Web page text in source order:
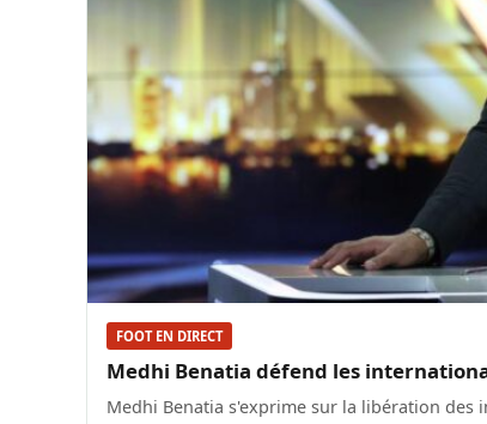
FOOT EN DIRECT
Medhi Benatia défend les
Medhi Benatia s'exprime sur la libération des